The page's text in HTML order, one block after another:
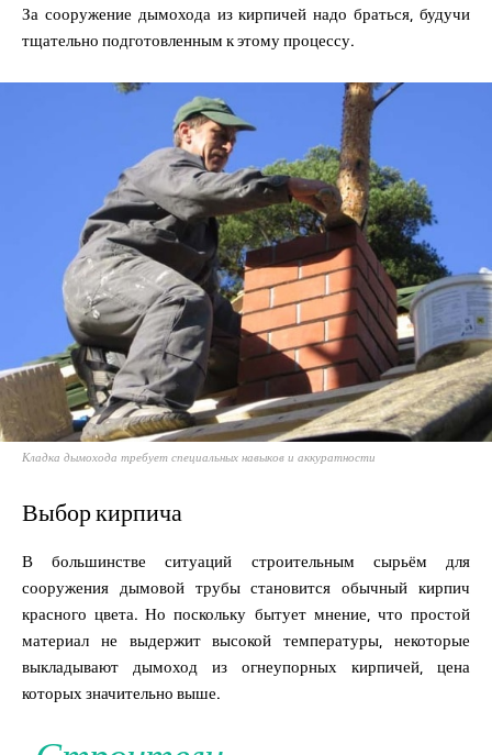
За сооружение дымохода из кирпичей надо браться, будучи
тщательно подготовленным к этому процессу.
Кладка дымохода требует специальных навыков и аккуратности
Выбор кирпича
В большинстве ситуаций строительным сырьём для
сооружения дымовой трубы становится обычный кирпич
красного цвета. Но поскольку бытует мнение, что простой
материал не выдержит высокой температуры, некоторые
выкладывают дымоход из огнеупорных кирпичей, цена
которых значительно выше.